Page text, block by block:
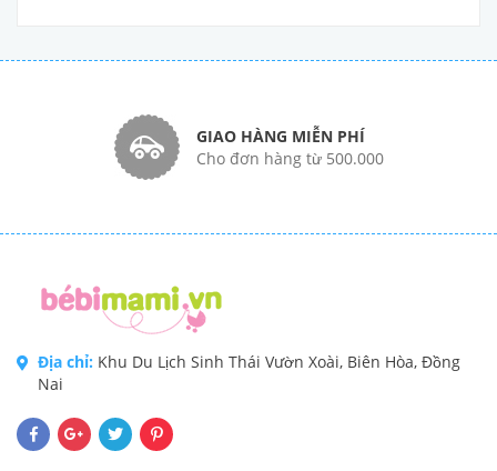
GIAO HÀNG MIỄN PHÍ
Cho đơn hàng từ 500.000
Địa chỉ: Khu Du Lịch Sinh Thái Vườn Xoài, Biên Hòa, Đồng
Nai